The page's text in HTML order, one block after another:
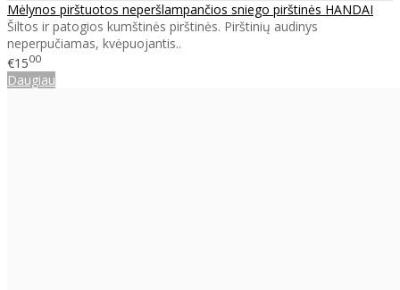
Mėlynos pirštuotos neperšlampančios sniego pirštinės HANDAI
Šiltos ir patogios kumštinės pirštinės. Pirštinių audinys
neperpučiamas, kvėpuojantis..
€1500
Daugiau